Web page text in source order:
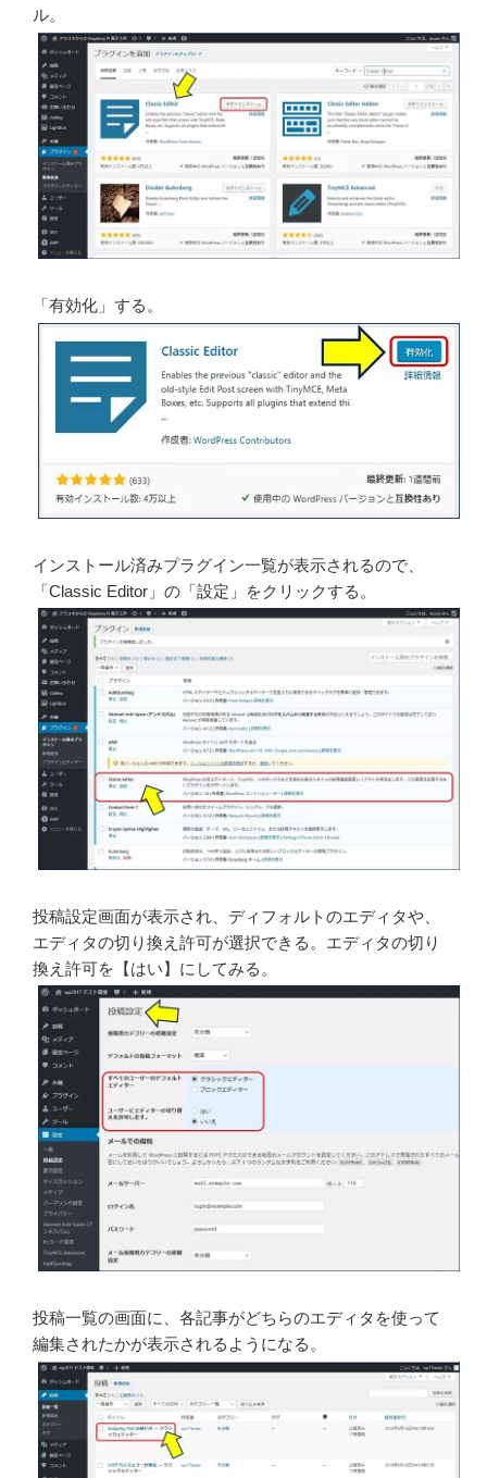
ル。
「有効化」する。
インストール済みプラグイン一覧が表示されるので、
「Classic Editor」の「設定」をクリックする。
投稿設定画面が表示され、ディフォルトのエディタや、
エディタの切り換え許可が選択できる。エディタの切り
換え許可を【はい】にしてみる。
投稿一覧の画面に、各記事がどちらのエディタを使って
編集されたかが表示されるようになる。